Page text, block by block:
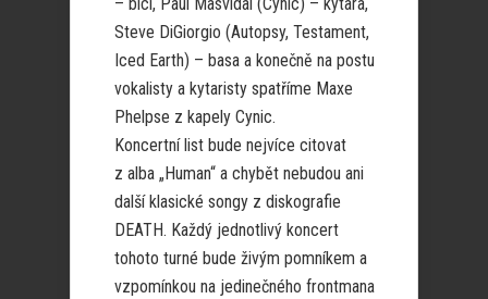
– bicí, Paul Masvidal (Cynic) – kytara,
Steve DiGiorgio (Autopsy, Testament,
Iced Earth) – basa a konečně na postu
vokalisty a kytaristy spatříme Maxe
Phelpse z kapely Cynic.
Koncertní list bude nejvíce citovat
z alba „Human“ a chybět nebudou ani
další klasické songy z diskografie
DEATH. Každý jednotlivý koncert
tohoto turné bude živým pomníkem a
vzpomínkou na jedinečného frontmana